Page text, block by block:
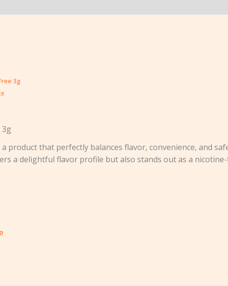
3g
3g
product that perfectly balances flavor, convenience, and
a delightful flavor profile but also stands out as a